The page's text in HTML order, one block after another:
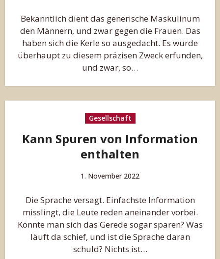
Bekanntlich dient das generische Maskulinum
den Männern, und zwar gegen die Frauen. Das
haben sich die Kerle so ausgedacht. Es wurde
überhaupt zu diesem präzisen Zweck erfunden,
und zwar, so…
Gesellschaft
Kann Spuren von Information
enthalten
1. November 2022
Die Sprache versagt. Einfachste Information
misslingt, die Leute reden aneinander vorbei.
Könnte man sich das Gerede sogar sparen? Was
läuft da schief, und ist die Sprache daran
schuld? Nichts ist…